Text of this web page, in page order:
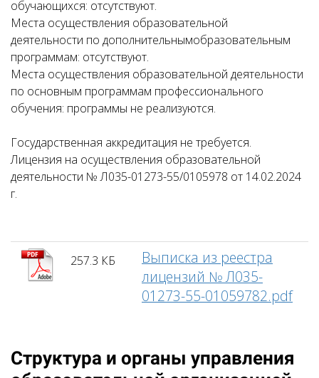
обучающихся: отсутствуют.
Места осуществления образовательной
деятельности по дополнительнымобразовательным
программам: отсутствуют.
Места осуществления образовательной деятельности
по основным программам профессионального
обучения: программы не реализуются.
Государственная аккредитация не требуется.
Лицензия на осуществления образовательной
деятельности № Л035-01273-55/0105978 от 14.02.2024
г.
257.3 КБ
Выписка из реестра
лицензий № Л035-
01273-55-01059782.pdf
Структура и органы управления